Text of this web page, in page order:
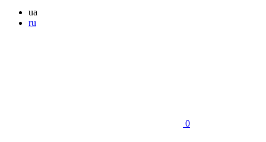
ua
ru
0